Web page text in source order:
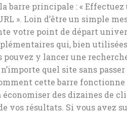
barre principale : « Effectuez
». Loin d’être un simple
votre point de départ
qui, bien
pouvez y lancer une
quel site sans
cette barre
économiser des dizaines de
vos résultats. Si vous avez